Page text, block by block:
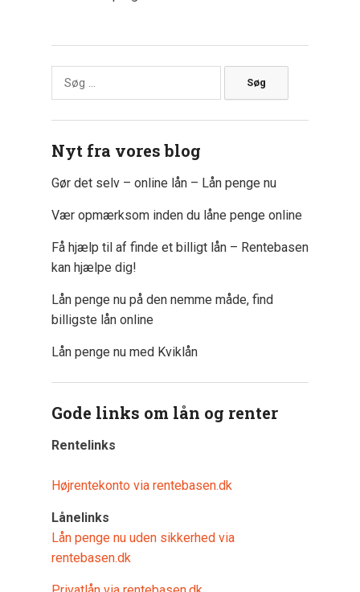
Søg
efter:
Nyt fra vores blog
Gør det selv – online lån – Lån penge nu
Vær opmærksom inden du låne penge online
Få hjælp til af finde et billigt lån – Rentebasen
kan hjælpe dig!
Lån penge nu på den nemme måde, find
billigste lån online
Lån penge nu med Kviklån
Gode links om lån og renter
Rentelinks
Højrentekonto via rentebasen.dk
Lånelinks
Lån penge nu uden sikkerhed via
rentebasen.dk